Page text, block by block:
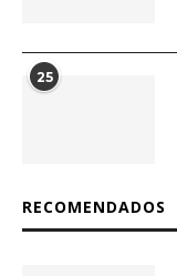
25
RECOMENDADOS